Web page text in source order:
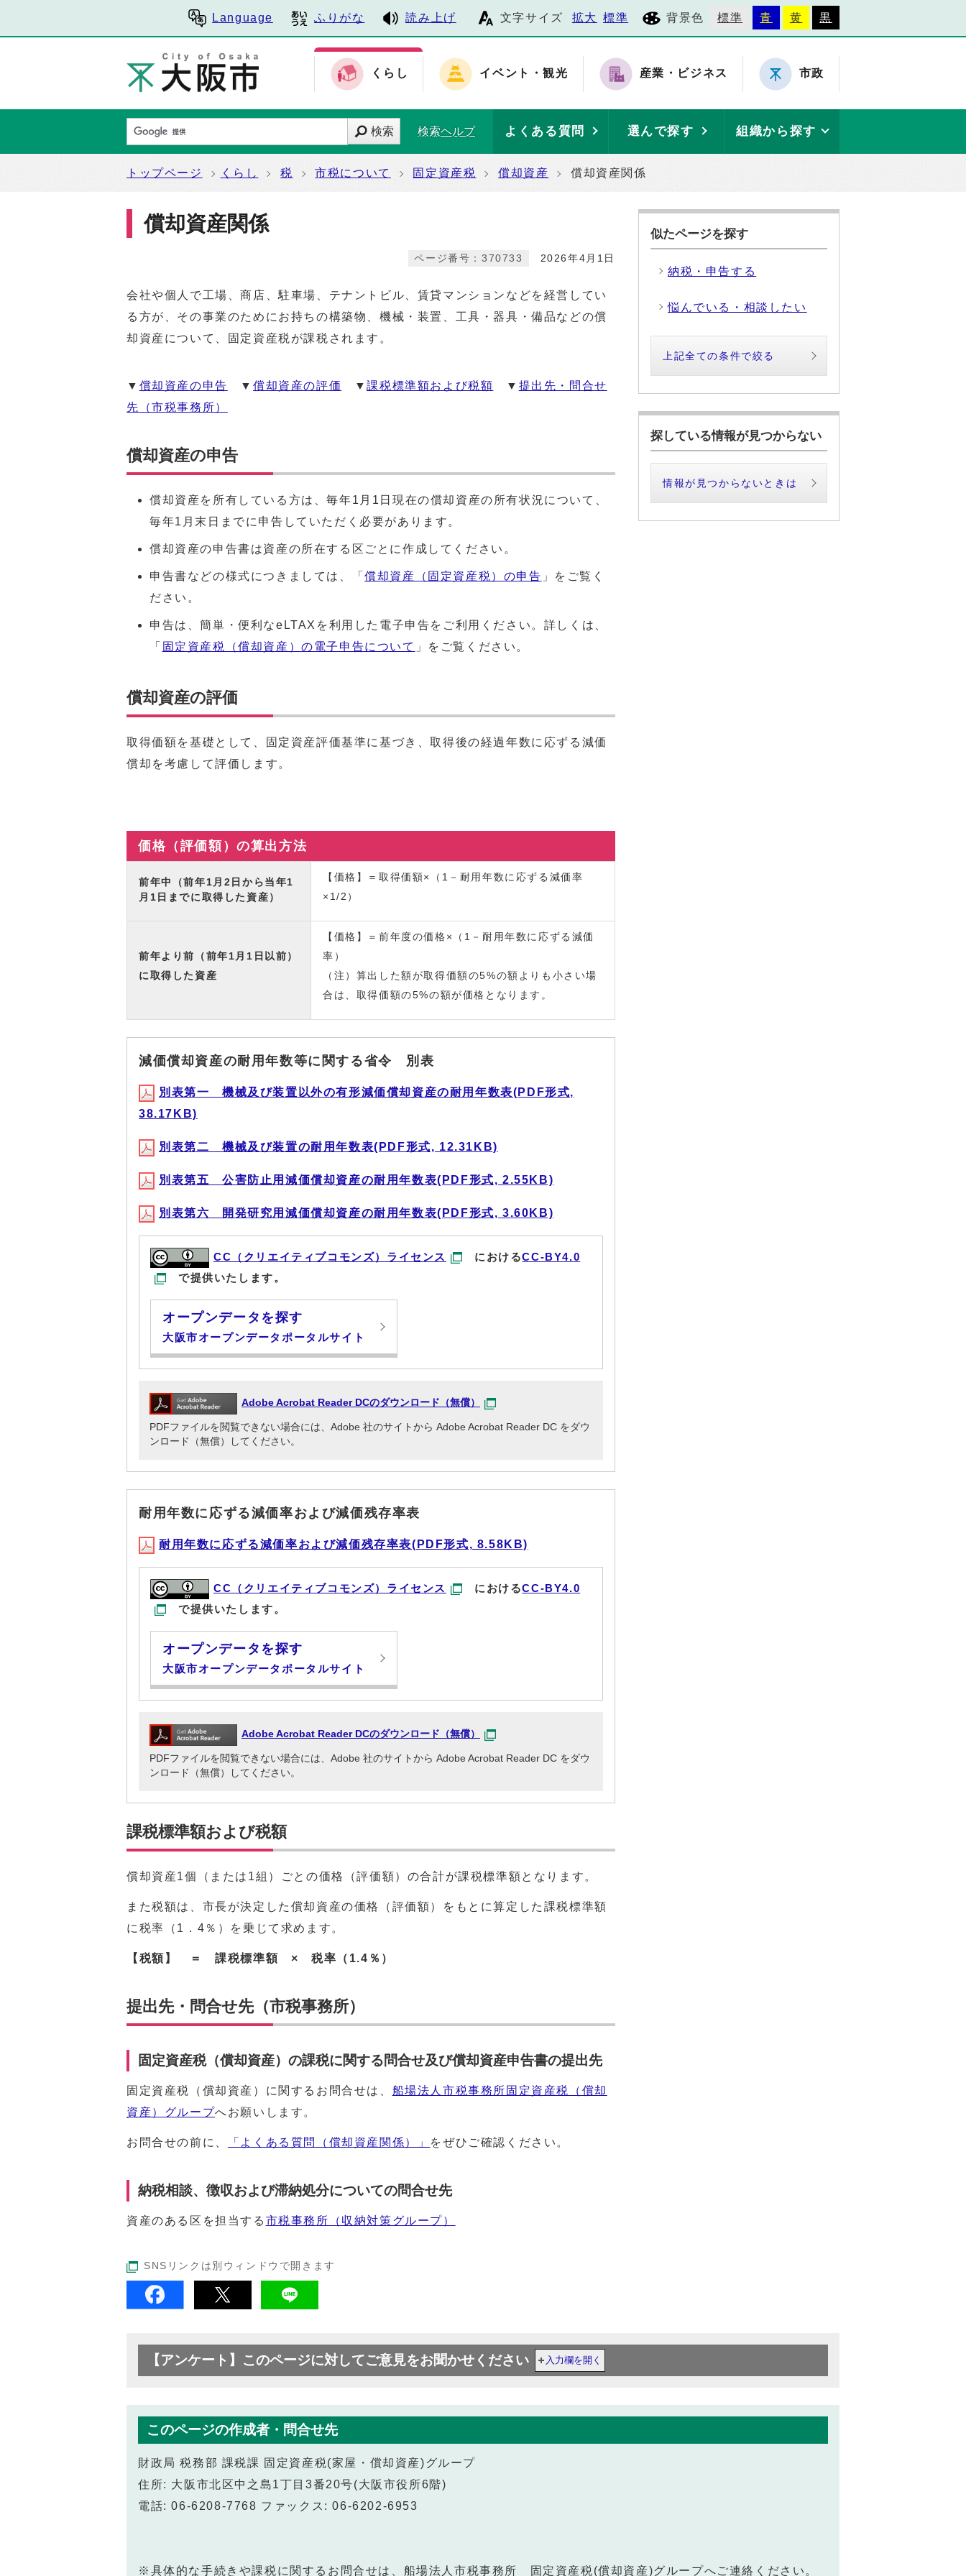
Language ふりがな 読み上げ 文字サイズ 拡大 標準 背景色 標準 青 黄 黒
くらし イベント・観光 産業・ビジネス 市政
検索 検索ヘルプ よくある質問 選んで探す 組織から探す
トップページ くらし 税 市税について 固定資産税 償却資産 償却資産関係
償却資産関係
2026年4月1日
ページ番号：370733
会社や個人で工場、商店、駐車場、テナントビル、賃貸マンションなどを経営してい
る方が、その事業のためにお持ちの構築物、機械・装置、工具・器具・備品などの償
却資産について、固定資産税が課税されます。
▼ 償却資産の申告 ▼償却資産の評価 ▼課税標準額および税額 ▼ 提出先・問合せ
先（市税事務所）
償却資産の申告
償却資産を所有している方は、毎年1月1日現在の償却資産の所有状況について、
毎年1月末日までに申告していただく必要があります。
償却資産の申告書は資産の所在する区ごとに作成してください。
申告書などの様式につきましては、「償却資産（固定資産税）の申告 」をご覧く
ださい。
申告は、簡単・便利なeLTAXを利用した電子申告をご利用ください。詳しくは、
「 固定資産税（償却資産）の電子申告について 」をご覧ください。
償却資産の評価
取得価額を基礎として、固定資産評価基準に基づき、取得後の経過年数に応ずる減価
償却を考慮して評価します。
価格（評価額）の算出方法
前年中（前年1月2日から当年1
月1日までに取得した資産）
【価格】＝取得価額×（1－耐用年数に応ずる減価率
×1/2）
前年より前（前年1月1日以前）
に取得した資産
【価格】＝前年度の価格×（1－耐用年数に応ずる減価
率）
（注）算出した額が取得価額の5%の額よりも小さい場
合は、取得価額の5%の額が価格となります。
減価償却資産の耐用年数等に関する省令 別表
別表第一 機械及び装置以外の有形減価償却資産の耐用年数表(PDF形式,
38.17KB)
別表第二 機械及び装置の耐用年数表(PDF形式, 12.31KB)
別表第五 公害防止用減価償却資産の耐用年数表(PDF形式, 2.55KB)
別表第六 開発研究用減価償却資産の耐用年数表(PDF形式, 3.60KB)
CC（クリエイティブコモンズ）ライセンス におけるCC-BY4.0
で提供いたします。
オープンデータを探す
大阪市オープンデータポータルサイト
Adobe Acrobat Reader DCのダウンロード（無償）
PDFファイルを閲覧できない場合には、Adobe 社のサイトから Adobe Acrobat Reader DC をダウ
ンロード（無償）してください。
耐用年数に応ずる減価率および減価残存率表
耐用年数に応ずる減価率および減価残存率表(PDF形式, 8.58KB)
CC（クリエイティブコモンズ）ライセンス におけるCC-BY4.0
で提供いたします。
オープンデータを探す
大阪市オープンデータポータルサイト
Adobe Acrobat Reader DCのダウンロード（無償）
PDFファイルを閲覧できない場合には、Adobe 社のサイトから Adobe Acrobat Reader DC をダウ
ンロード（無償）してください。
課税標準額および税額
償却資産1個（または1組）ごとの価格（評価額）の合計が課税標準額となります。
また税額は、市長が決定した償却資産の価格（評価額）をもとに算定した課税標準額
に税率（1．4％）を乗じて求めます。
【税額】 ＝ 課税標準額 × 税率（1.4％）
提出先・問合せ先（市税事務所）
固定資産税（償却資産）の課税に関する問合せ及び償却資産申告書の提出先
固定資産税（償却資産）に関するお問合せは、 船場法人市税事務所固定資産税（償却
資産）グループへお願いします。
お問合せの前に、 「よくある質問（償却資産関係）」 をぜひご確認ください。
納税相談、徴収および滞納処分についての問合せ先
資産のある区を担当する 市税事務所（収納対策グループ）
SNSリンクは別ウィンドウで開きます
似たページを探す
納税・申告する
悩んでいる・相談したい
上記全ての条件で絞る
探している情報が見つからない
情報が見つからないときは
【アンケート】このページに対してご意見をお聞かせください 入力欄を開く
このページの作成者・問合せ先
財政局 税務部 課税課 固定資産税(家屋・償却資産)グループ
住所: 大阪市北区中之島1丁目3番20号(大阪市役所6階)
電話: 06-6208-7768 ファックス: 06-6202-6953
※具体的な手続きや課税に関するお問合せは、船場法人市税事務所 固定資産税(償却資産)グループへご連絡ください。